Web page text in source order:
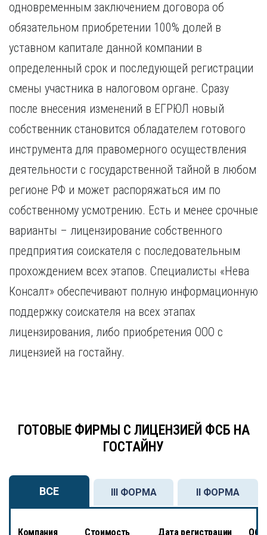
Курган
Магнитогорск
Махачкала
Мурманск
Н
Набережные Челны
Нижний Новгород
Нижний Тагил
Новокузнецк
Х
Хабаровск
Ч
Чебоксары
Челябинск
Череповец
Чита
Я
Ярославль
одновременным заключением договора об
обязательном приобретении 100% долей в
уставном капитале данной компании в
определенный срок и последующей регистрации
смены участника в налоговом органе. Сразу
после внесения изменений в ЕГРЮЛ новый
собственник становится обладателем готового
инструмента для правомерного осуществления
деятельности с государственной тайной в любом
регионе РФ и может распоряжаться им по
собственному усмотрению. Есть и менее срочные
варианты – лицензирование собственного
предприятия соискателя с последовательным
прохождением всех этапов. Специалисты «Нева
Консалт» обеспечивают полную информационную
поддержку соискателя на всех этапах
лицензирования, либо приобретения ООО с
лицензией на гостайну.
ГОТОВЫЕ ФИРМЫ С ЛИЦЕНЗИЕЙ ФСБ НА
ГОСТАЙНУ
ВСЕ II ФОРМА
III ФОРМА
Компания Стоимость Дата регистрации